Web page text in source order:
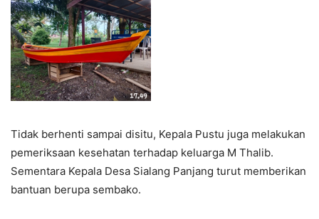
Tidak berhenti sampai disitu, Kepala Pustu juga melakukan
pemeriksaan kesehatan terhadap keluarga M Thalib.
Sementara Kepala Desa Sialang Panjang turut memberikan
bantuan berupa sembako.